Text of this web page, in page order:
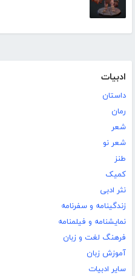
ادبیات
داستان
رمان
شعر
شعر نو
طنز
کمیک
نثر ادبی
زندگینامه و سفرنامه
نمایشنامه و فیلمنامه
فرهنگ لغت و زبان
آموزش زبان
سایر ادبیات